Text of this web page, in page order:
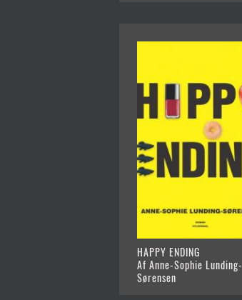
HAPPY ENDING
Af Anne-Sophie Lunding-
Sørensen